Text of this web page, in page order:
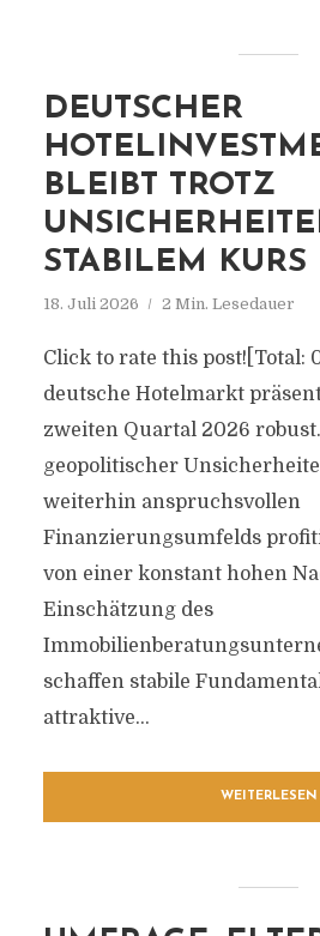
DEUTSCHER
BLEIBT TROTZ
STABILEM KURS
18. Juli 2026 2 Min. Lesedauer
Click to rate this post![Total:
deutsche Hotelmarkt
zweiten Quartal 2026
geopolitischer
weiterhin anspruchsvollen
Finanzierungsumfelds
von einer konstant hohen
Einschätzung des
schaffen stabile
attraktive...
WEITERLESEN